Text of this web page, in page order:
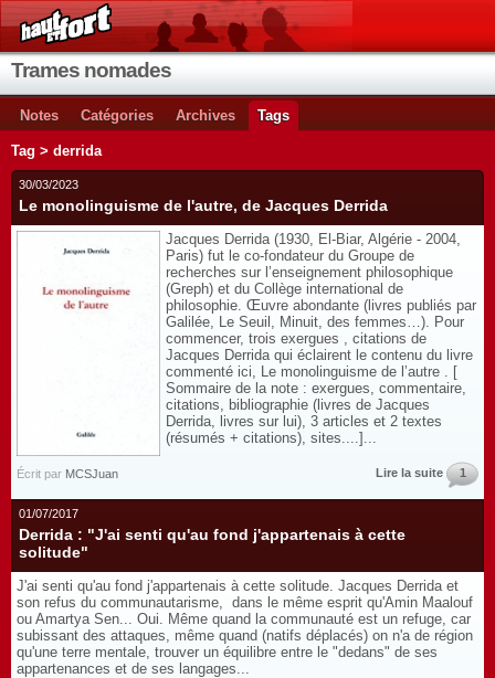
Trames nomades
Notes Catégories Archives Tags
Tag > derrida
30/03/2023
Le monolinguisme de l'autre, de Jacques Derrida
Jacques Derrida (1930, El-Biar, Algérie - 2004,
Paris) fut le co-fondateur du Groupe de
recherches sur l’enseignement philosophique
(Greph) et du Collège international de
philosophie. Œuvre abondante (livres publiés par
Galilée, Le Seuil, Minuit, des femmes…). Pour
commencer, trois exergues , citations de
Jacques Derrida qui éclairent le contenu du livre
commenté ici, Le monolinguisme de l’autre . [
Sommaire de la note : exergues, commentaire,
citations, bibliographie (livres de Jacques
Derrida, livres sur lui), 3 articles et 2 textes
(résumés + citations), sites....]...
Écrit par MCSJuan Lire la suite 1
01/07/2017
Derrida : "J'ai senti qu'au fond j'appartenais à cette
solitude"
J'ai senti qu'au fond j'appartenais à cette solitude. Jacques Derrida et
son refus du communautarisme, dans le même esprit qu'Amin Maalouf
ou Amartya Sen... Oui. Même quand la communauté est un refuge, car
subissant des attaques, même quand (natifs déplacés) on n'a de région
qu'une terre mentale, trouver un équilibre entre le "dedans" de ses
appartenances et de ses langages...